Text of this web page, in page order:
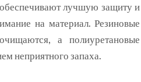
лучшую защиту и
на материал. Резиновые
а полиуретановые
неприятного запаха.